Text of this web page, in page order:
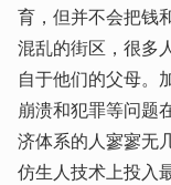
育，但并不会把钱
混乱的街区，很多
自于他们的父母。
崩溃和犯罪等问题
济体系的人寥寥无
仿生人技术上投入